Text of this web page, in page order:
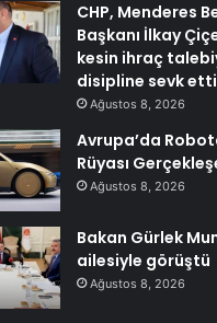
CHP, Menderes
Başkanı İlkay
kesin ihraç
disipline sevk etti
Ağustos 8, 2026
Avrupa’da
Rüyası
Ağustos 8, 2026
Bakan Gürlek
ailesiyle görüştü
Ağustos 8, 2026